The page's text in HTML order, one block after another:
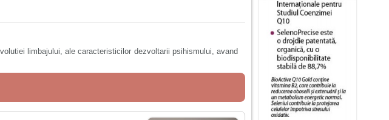
limbajului, ale caracteristicilor dezvoltarii psihismului, avand